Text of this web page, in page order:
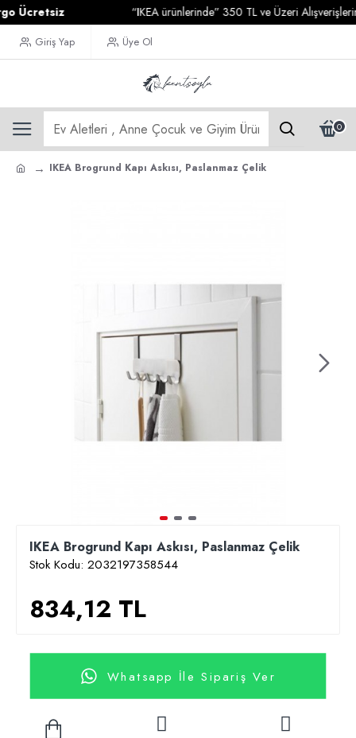
“IKEA ürünlerinde” 350 TL ve Üzeri
Giriş Yap Üye Ol
0
IKEA Brogrund Kapı Askısı, Paslanmaz Çelik
IKEA Brogrund Kapı Askısı, Paslanmaz Çelik
Stok Kodu: 2032197358544
834,12 TL
Whatsapp İle Sipariş Ver